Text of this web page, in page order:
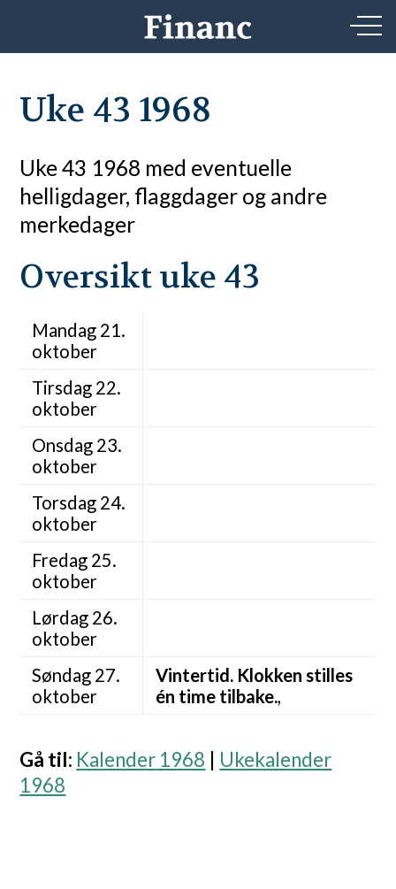
Uke 43 1968
Uke 43 1968 med eventuelle
helligdager, flaggdager og andre
merkedager
Oversikt uke 43
Mandag 21.
oktober
Tirsdag 22.
oktober
Onsdag 23.
oktober
Torsdag 24.
oktober
Fredag 25.
oktober
Lørdag 26.
oktober
Søndag 27.
oktober
Vintertid. Klokken stilles
én time tilbake.,
Gå til: Kalender 1968
Ukekalender
1968